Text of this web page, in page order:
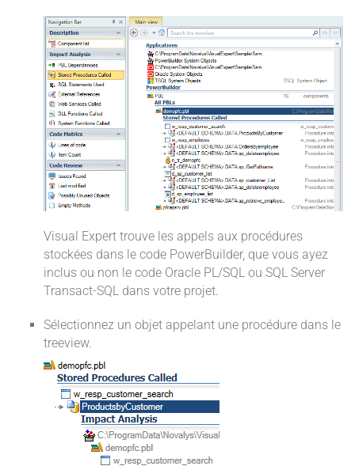
Visual Expert trouve les appels aux procédures
stockées dans le code PowerBuilder, que vous ayez
inclus ou non le code Oracle PL/SQL ou SQL Server
Transact-SQL dans votre projet.
Sélectionnez un objet appelant une procédure dans le
treeview.